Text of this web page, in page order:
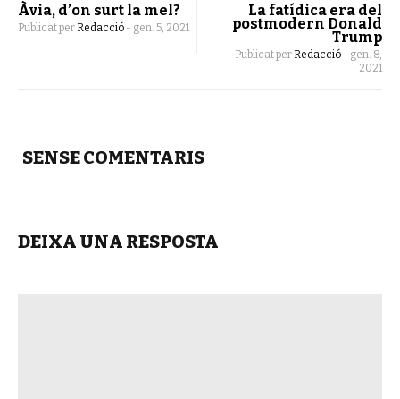
Àvia, d’on surt la mel?
Publicat per Redacció - gen. 5, 2021
La fatídica era del
postmodern Donald
Trump
Publicat per Redacció - gen. 8,
2021
SENSE COMENTARIS
DEIXA UNA RESPOSTA